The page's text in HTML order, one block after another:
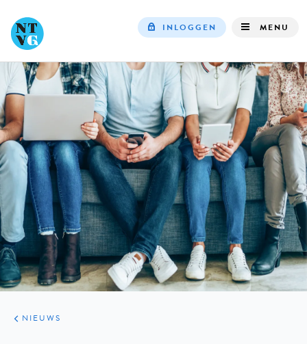
navigation
INLOGGEN MENU
ARTIKELEN
HET
KORT
NIEUWS